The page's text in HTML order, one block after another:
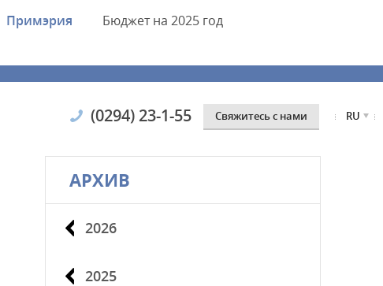
Примэрия Бюджетна 2025 год
(0294) 23-1-55 Cвяжитесь с нами RU
АРХИВ
2026
2025